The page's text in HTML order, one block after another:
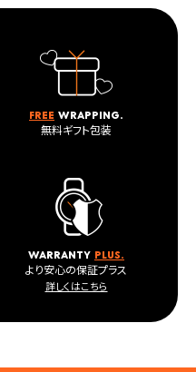
Free wrapping.
無料ギフト包装
warranty plus.
より安心の保証プラス
詳しくはこちら